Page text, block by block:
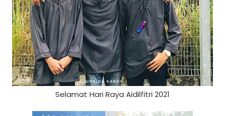
Selamat Hari Raya Aidilfitri 2021